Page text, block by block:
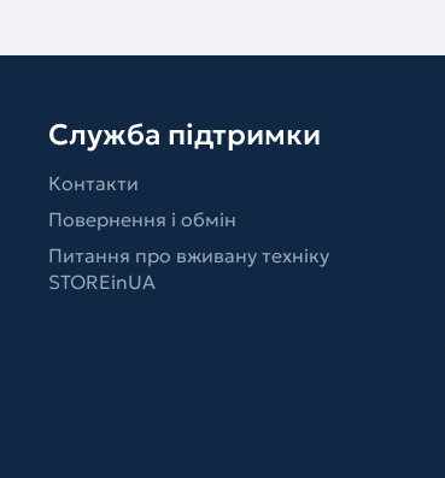
Служба підтримки
Контакти
Повернення і обмін
Питання про вживану техніку
STOREinUA